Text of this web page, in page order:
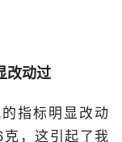
改动过
指标明显改动
，这引起了我